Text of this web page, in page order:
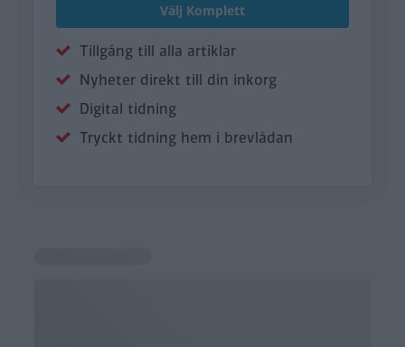
Välj Komplett
Tillgång till alla artiklar
Nyheter direkt till din inkorg
Digital tidning
Tryckt tidning hem i brevlådan